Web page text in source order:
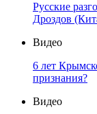
Русские
Дроздов
Видео
6 лет
признания?
Видео